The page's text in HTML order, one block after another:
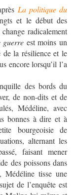
La politique du
et le début des
radicalement
guerre est moins un
la résilience et le
encore lorsqu’il l’a
des bords du
de non-dits et de
Médéline, avec
bonnes à dire et à
bourgeoisie de
alternant les
faisant mener
des poissons dans
Médéline tisse une
de l’enquête est